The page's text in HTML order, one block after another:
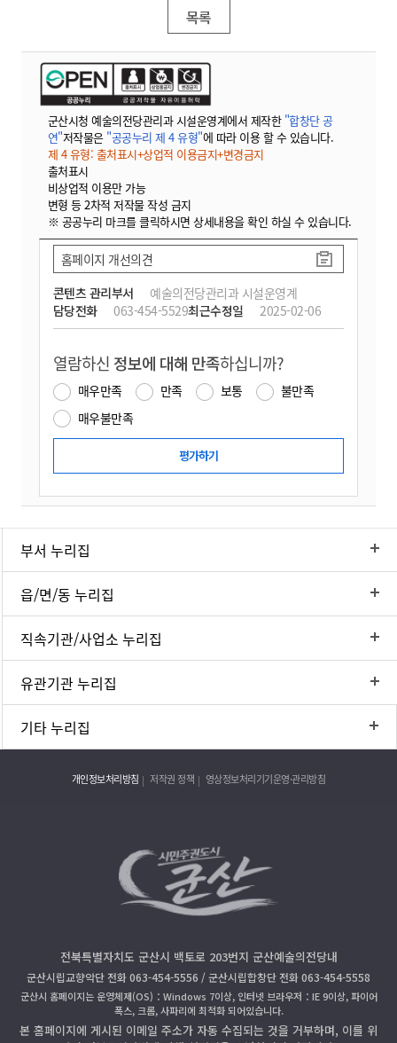
목록
군산시청 예술의전당관리과 시설운영계에서 제작한 "합창단 공
연"저작물은 "공공누리 제 4 유형"에 따라 이용 할 수 있습니다.
제 4 유형: 출처표시+상업적 이용금지+변경금지
출처표시
비상업적 이용만 가능
변형 등 2차적 저작물 작성 금지
※ 공공누리 마크를 클릭하시면 상세내용을 확인 하실 수 있습니다.
콘텐츠 관리부서
예술의전당관리과 시설운영계
담당전화
063-454-5529최근수정일 2025-02-06
홈페이지 개선의견
열람하신 정보에 대해 만족하십니까?
매우만족 만족 보통
불만족
매우불만족
부서 누리집
읍/면/동 누리집
직속기관/사업소 누리집
유관기관 누리집
기타 누리집
개인정보처리방침 저작권 정책 영상정보처리기기운영·관리방침
전북특별자치도 군산시 백토로 203번지 군산예술의전당내
군산시립교향악단 전화 063-454-5556 / 군산시립합창단 전화 063-454-5558
군산시 홈페이지는 운영체제(OS)：Windows 7이상, 인터넷 브라우저：IE 9이상, 파이어
폭스, 크롬, 사파리에 최적화 되어있습니다.
본 홈페이지에 게시된 이메일 주소가 자동 수집되는 것을 거부하며, 이를 위